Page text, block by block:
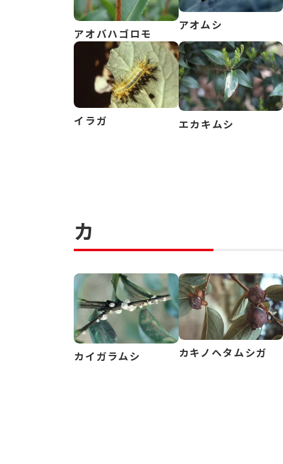
アオバハゴロモ
アオムシ
イラガ エカキムシ
カ
カイガラムシ カキノヘタムシガ